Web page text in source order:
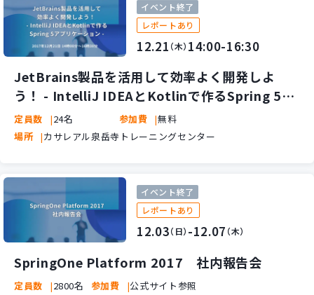
カスタマイズコース 教材購入
新規開発サービス
パッケージ開発
導入事例
採用情報
Contact
イベント終了
レポートあり
12.21 （木） 14:00-16:30
JetBrains製品を活用して効率よく開発しよ
う！ - IntelliJ IDEAとKotlinで作るSpring 5ア
プリケーション -
定員数 24名 参加費
無料
場所
カサレアル泉岳寺トレーニングセンター
イベント終了
レポートあり
12.03（日） -12.07 （木）
SpringOne Platform 2017 社内報告会
定員数 2800名 参加費
公式サイト参照